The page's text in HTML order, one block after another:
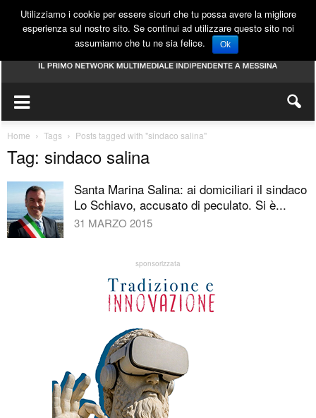
Home Tags Posts tagged with "sindaco salina"
Tag: sindaco salina
Santa Marina Salina: ai domiciliari il sindaco
Lo Schiavo, accusato di peculato. Si è...
31 MARZO 2015
sponsorizzata
Utilizziamo i cookie per essere sicuri che tu possa avere la migliore
esperienza sul nostro sito. Se continui ad utilizzare questo sito noi
assumiamo che tu ne sia felice.
Ok